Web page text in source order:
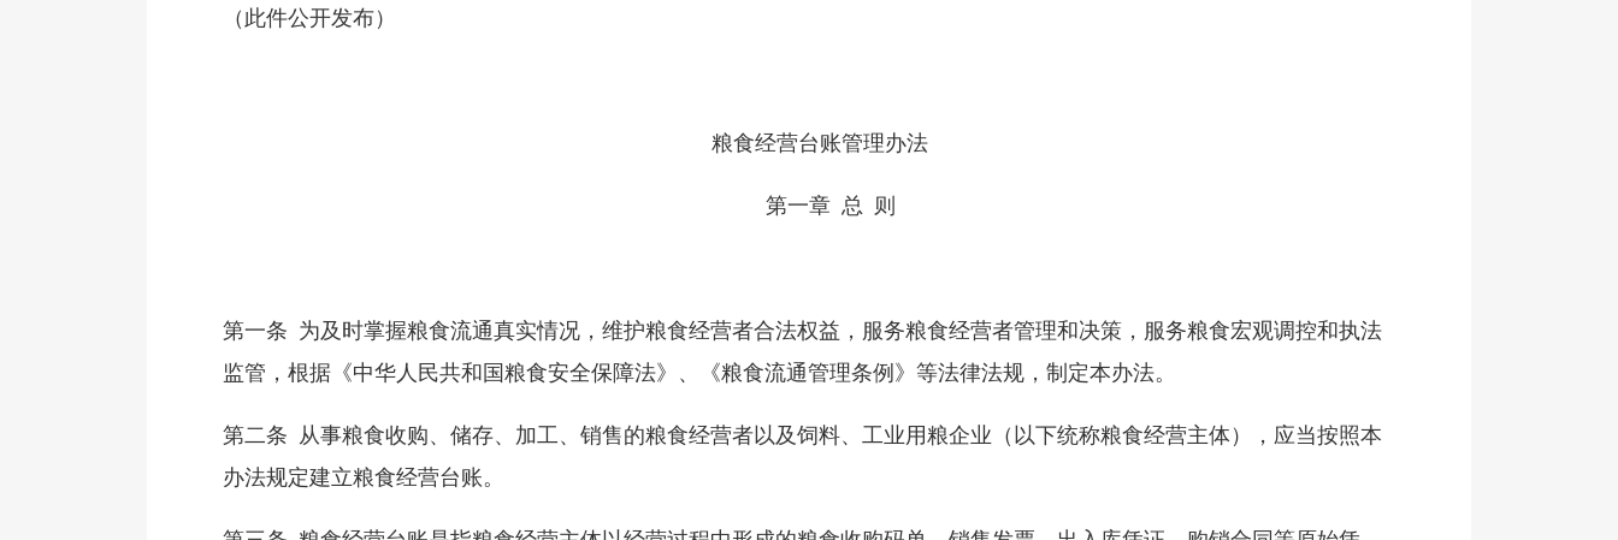
（此件公开发布）
粮食经营台账管理办法
第一章 总 则
第一条 为及时掌握粮食流通真实情况，维护粮食经营者合法权益，服务粮食经营者管理和决策，服务粮食宏观调控和执法
监管，根据《中华人民共和国粮食安全保障法》、《粮食流通管理条例》等法律法规，制定本办法。
第二条 从事粮食收购、储存、加工、销售的粮食经营者以及饲料、工业用粮企业（以下统称粮食经营主体），应当按照本
办法规定建立粮食经营台账。